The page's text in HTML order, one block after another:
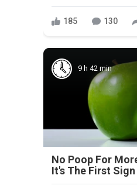
185 130
9 h 42 min
No Poop For
It's The First